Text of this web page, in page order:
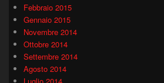
Febbraio 2015
Gennaio 2015
Novembre 2014
Ottobre 2014
Settembre 2014
Agosto 2014